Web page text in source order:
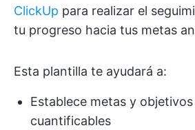
ClickUp para realizar el
tu progreso hacia tus metas
Esta plantilla te ayudará a:
Establece metas y
cuantificables